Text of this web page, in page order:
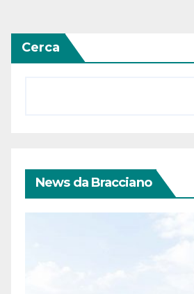
Cerca
News da Bracciano